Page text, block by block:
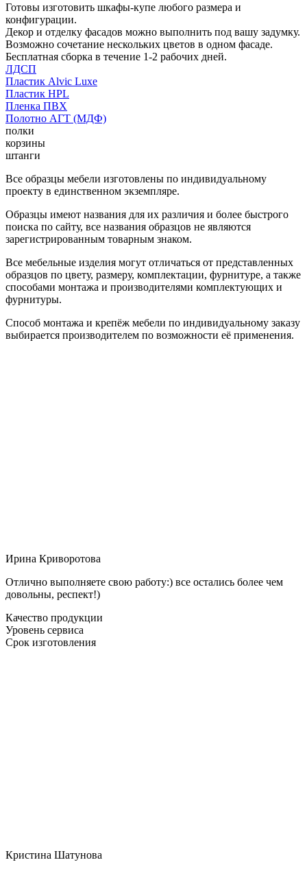
Готовы изготовить шкафы-купе любого размера и
конфигурации.
Декор и отделку фасадов можно выполнить под вашу задумку.
Возможно сочетание нескольких цветов в одном фасаде.
Бесплатная сборка в течение 1-2 рабочих дней.
ЛДСП
Пластик Alvic Luxe
Пластик HPL
Пленка ПВХ
Полотно АГТ (МДФ)
полки
корзины
штанги
Все образцы мебели изготовлены по индивидуальному
проекту в единственном экземпляре.
Образцы имеют названия для их различия и более быстрого
поиска по сайту, все названия образцов не являются
зарегистрированным товарным знаком.
Все мебельные изделия могут отличаться от представленных
образцов по цвету, размеру, комплектации, фурнитуре, а также
способами монтажа и производителями комплектующих и
фурнитуры.
Способ монтажа и крепёж мебели по индивидуальному заказу
выбирается производителем по возможности её применения.
Ирина Криворотова
Отлично выполняете свою работу:) все остались более чем
довольны, респект!)
Качество продукции
Уровень сервиса
Срок изготовления
Кристина Шатунова